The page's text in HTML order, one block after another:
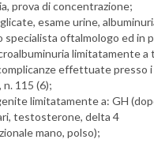
prova di concentrazione;
esame urine,
oftalmologo ed in
limitatamente a
effettuate presso
n. 115 (6);
limitatamente a: GH
testosterone, delta 4
mano, polso);